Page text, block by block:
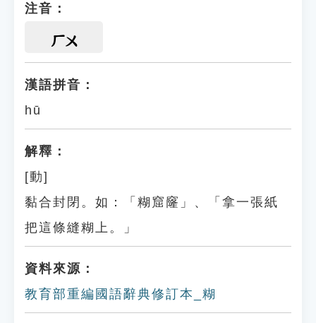
注音：
ㄏㄨ
漢語拼音：
hū
解釋：
[動]
黏合封閉。如：「糊窟窿」、「拿一張紙
把這條縫糊上。」
資料來源：
教育部重編國語辭典修訂本_糊